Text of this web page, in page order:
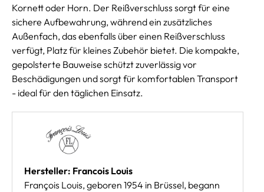
Kornett oder Horn. Der Reißverschluss sorgt für eine
sichere Aufbewahrung, während ein zusätzliches
Außenfach, das ebenfalls über einen Reißverschluss
verfügt, Platz für kleines Zubehör bietet. Die kompakte,
gepolsterte Bauweise schützt zuverlässig vor
Beschädigungen und sorgt für komfortablen Transport
- ideal für den täglichen Einsatz.
Hersteller: Francois Louis
François Louis, geboren 1954 in Brüssel, begann